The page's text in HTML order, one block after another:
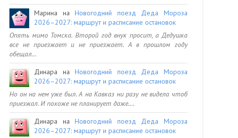
Марина наНовогодний поезд Деда Мороза
2026–2027: маршрут и расписание остановок
Опять мимо Томска. Второй год внук просит, а Дедушка
все не приезжает и не приезжает. А в прошлом году
обещал…
Динара наНовогодний поезд Деда Мороза
2026–2027: маршрут и расписание остановок
Но он на нем уже был. А на Кавказ ни разу не видела чтоб
приезжал. И похоже не планирует даже.…
Динара наНовогодний поезд Деда Мороза
2026–2027: маршрут и расписание остановок